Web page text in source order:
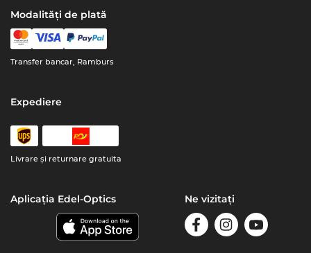
Modalități de plată
Transfer bancar, Ramburs
Expediere
Livrare şi returnare gratuita
Aplicația Edel-Optics Ne vizitați